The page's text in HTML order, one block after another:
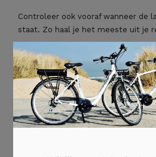
Controleer ook vooraf wanneer de
staat. Zo haal je het meeste uit je
Maak kennis met lokale
De Provence staat bekend om
Lavendelhoning is bijzonder
heerlijke olijfolie, kruidenmengsels